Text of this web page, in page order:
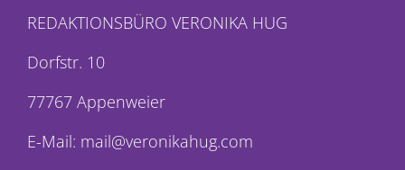
REDAKTIONSBÜRO VERONIKA HUG
Dorfstr. 10
77767 Appenweier
E-Mail: mail@veronikahug.com